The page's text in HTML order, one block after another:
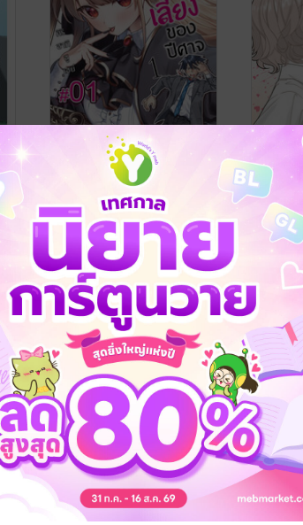
เมื่อผมกลายเป็นสัตว์เลี้ยง
ของปีศาจ (เล่ม1) ตอนที่ 1
KIRISAKI SYUSEI / PHOENIX
NEXT
12 เล่ม
Yuri
Ratana
8 เล่ม